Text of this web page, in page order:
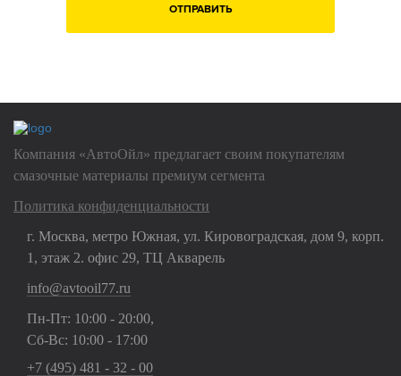
ОТПРАВИТЬ
Компания «АвтоОйл» предлагает своим покупателям
смазочные материалы премиум сегмента
Политика конфиденциальности
г. Москва, метро Южная, ул. Кировоградская, дом 9, корп.
1, этаж 2. офис 29, ТЦ Акварель
info@avtooil77.ru
Пн-Пт: 10:00 - 20:00,
Сб-Вс: 10:00 - 17:00
+7 (495) 481 - 32 - 00